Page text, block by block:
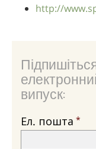
http://
випуск:
Ел. пошта